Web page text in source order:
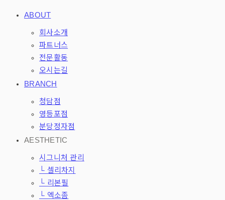
ABOUT
회사소개
파트너스
전문활동
오시는길
BRANCH
청담점
영등포점
분당정자점
AESTHETIC
시그니처 관리
└ 셀리차지
└ 리본필
└ 엑소좀